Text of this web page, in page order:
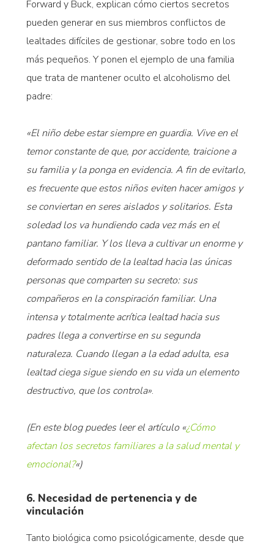
Forward y Buck, explican cómo ciertos secretos
pueden generar en sus miembros conflictos de
lealtades difíciles de gestionar, sobre todo en los
más pequeños. Y ponen el ejemplo de una familia
que trata de mantener oculto el alcoholismo del
padre:
«El niño debe estar siempre en guardia. Vive en el
temor constante de que, por accidente, traicione a
su familia y la ponga en evidencia. A fin de evitarlo,
es frecuente que estos niños eviten hacer amigos y
se conviertan en seres aislados y solitarios. Esta
soledad los va hundiendo cada vez más en el
pantano familiar. Y los lleva a cultivar un enorme y
deformado sentido de la lealtad hacia las únicas
personas que comparten su secreto: sus
compañeros en la conspiración familiar. Una
intensa y totalmente acrítica lealtad hacia sus
padres llega a convertirse en su segunda
naturaleza. Cuando llegan a la edad adulta, esa
lealtad ciega sigue siendo en su vida un elemento
destructivo, que los controla».
(En este blog puedes leer el artículo «¿Cómo
afectan los secretos familiares a la salud mental y
emocional?«)
6. Necesidad de pertenencia y de
vinculación
Tanto biológica como psicológicamente, desde que